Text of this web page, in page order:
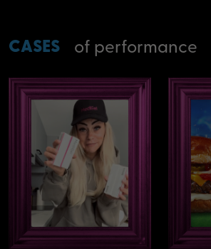
CASES of performance